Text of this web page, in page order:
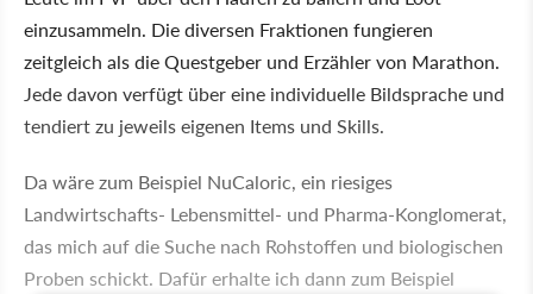
einzusammeln. Die diversen Fraktionen fungieren
zeitgleich als die Questgeber und Erzähler von Marathon.
Jede davon verfügt über eine individuelle Bildsprache und
tendiert zu jeweils eigenen Items und Skills.
Da wäre zum Beispiel NuCaloric, ein riesiges
Landwirtschafts- Lebensmittel- und Pharma-Konglomerat,
das mich auf die Suche nach Rohstoffen und biologischen
Proben schickt. Dafür erhalte ich dann zum Beispiel